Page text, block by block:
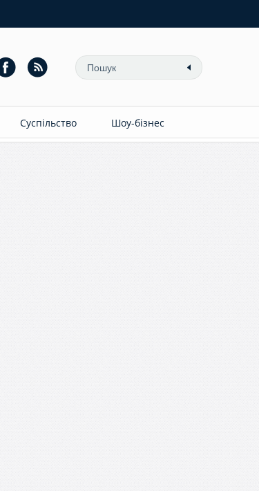
Суспільство Шоу-бізнес